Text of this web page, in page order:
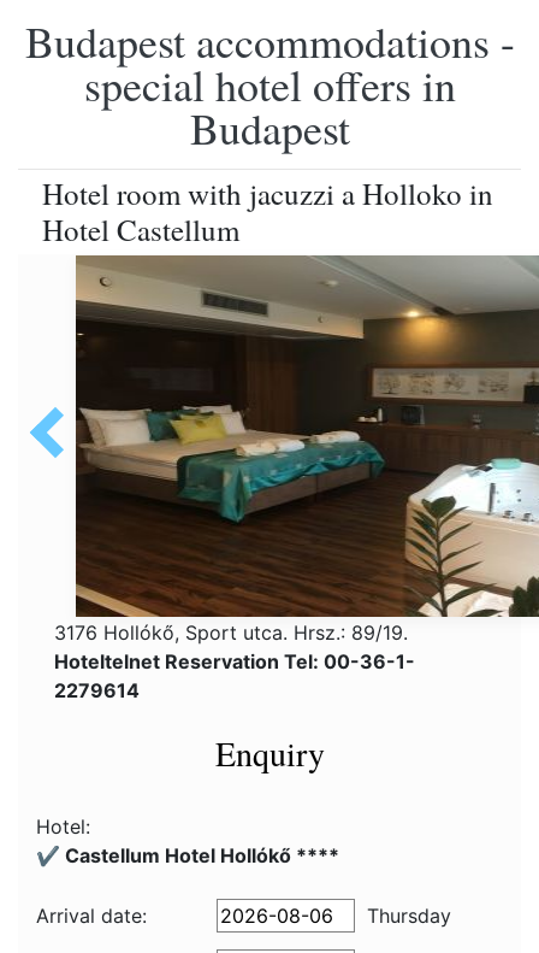
Budapest accommodations -
special hotel offers in
Budapest
Hotel room with jacuzzi a Holloko in
Hotel Castellum
3176 Hollókő, Sport utca. Hrsz.: 89/19.
Hoteltelnet Reservation Tel: 00-36-1-
2279614
Enquiry
Hotel:
✔️ Castellum Hotel Hollókő ****
Arrival date: Thursday